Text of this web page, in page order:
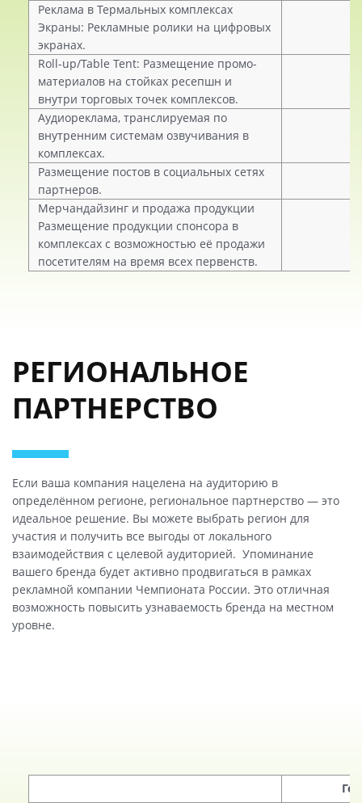
Реклама в Термальных комплексах
Экраны: Рекламные ролики на цифровых
экранах.
Roll-up/Table Tent: Размещение промо-
материалов на стойках ресепшн и
внутри торговых точек комплексов.
Аудиореклама, транслируемая по
внутренним системам озвучивания в
комплексах.
Размещение постов в социальных сетях
партнеров.
Мерчандайзинг и продажа продукции
Размещение продукции спонсора в
комплексах с возможностью её продажи
посетителям на время всех первенств.
РЕГИОНАЛЬНОЕ
ПАРТНЕРСТВО
Если ваша компания нацелена на аудиторию в
определённом регионе, региональное партнерство — это
идеальное решение. Вы можете выбрать регион для
участия и получить все выгоды от локального
взаимодействия с целевой аудиторией. Упоминание
вашего бренда будет активно продвигаться в рамках
рекламной компании Чемпионата России. Это отличная
возможность повысить узнаваемость бренда на местном
уровне.